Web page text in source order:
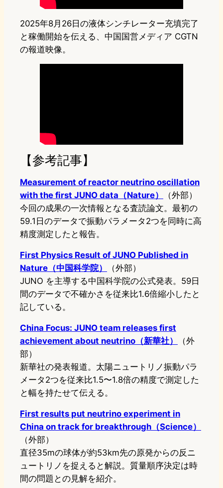
2025年8月26日の液体シンチレーター充填完了
と稼働開始を伝える、中国国営メディア CGTN
の報道映像。
【参考記事】
Measurement of reactor neutrino oscillation
with the first JUNO data（Nature）
（外部）
今回の成果の一次情報となる査読論文。最初の
59.1日のデータで振動パラメータ2つを同時に高
精度測定したと報告。
First Physics Result of JUNO Published in
Nature（中国科学院）
（外部）
JUNO を主導する中国科学院の公式発表。59日
間のデータで不確かさを従来比1.6倍縮小したと
記している。
China Focus: JUNO team releases first
achievement about neutrino（新華社）
（外
部）
新華社の発表報道。太陽ニュートリノ振動パラ
メータ2つを従来比1.5〜1.8倍の精度で測定した
と幅を持たせて伝える。
First results put neutrino experiment in
China on track for breakthrough（Science）
（外部）
直径35mの球体が約53km先の原発からの反ニ
ュートリノを捉えると解説。質量順序決定は時
間の問題との見解を紹介。